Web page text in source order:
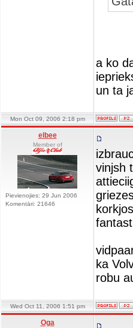
a ko
un ta
Mon Oct 09, 2006 2:18 pm
elbee
Member of
Pievienojies: 29 Jun 2006
Komentāri: 21646
vinjsh
ka
robu
Wed Oct 11, 2006 1:51 pm
Oga